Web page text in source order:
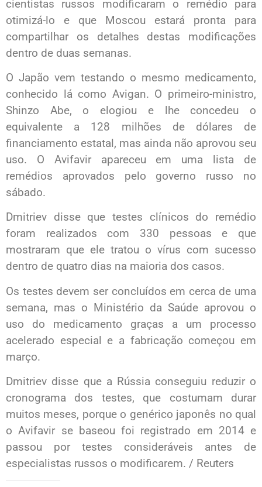
cientistas russos modificaram o remédio para
otimizá-lo e que Moscou estará pronta para
compartilhar os detalhes destas modificações
dentro de duas semanas.
O Japão vem testando o mesmo medicamento,
conhecido lá como Avigan. O primeiro-ministro,
Shinzo Abe, o elogiou e lhe concedeu o
equivalente a 128 milhões de dólares de
financiamento estatal, mas ainda não aprovou seu
uso. O Avifavir apareceu em uma lista de
remédios aprovados pelo governo russo no
sábado.
Dmitriev disse que testes clínicos do remédio
foram realizados com 330 pessoas e que
mostraram que ele tratou o vírus com sucesso
dentro de quatro dias na maioria dos casos.
Os testes devem ser concluídos em cerca de uma
semana, mas o Ministério da Saúde aprovou o
uso do medicamento graças a um processo
acelerado especial e a fabricação começou em
março.
Dmitriev disse que a Rússia conseguiu reduzir o
cronograma dos testes, que costumam durar
muitos meses, porque o genérico japonês no qual
o Avifavir se baseou foi registrado em 2014 e
passou por testes consideráveis antes de
especialistas russos o modificarem. / Reuters